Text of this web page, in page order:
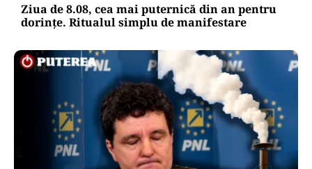
Ziua de 8.08, cea mai puternică din an pentru
dorințe. Ritualul simplu de manifestare